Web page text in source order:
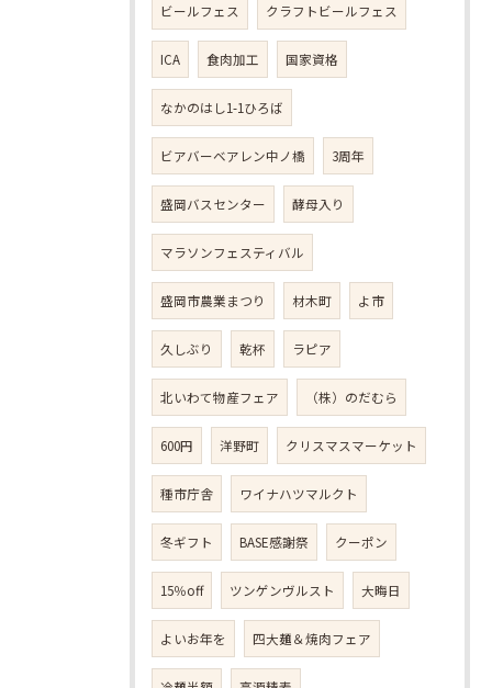
ビールフェス クラフトビールフェス
ICA 食肉加工 国家資格
なかのはし1-1ひろば
ビアバーベアレン中ノ橋 3周年
盛岡バスセンター 酵母入り
マラソンフェスティバル
盛岡市農業まつり 材木町 よ市
久しぶり 乾杯 ラピア
北いわて物産フェア （株）のだむら
600円 洋野町 クリスマスマーケット
種市庁舎 ワイナハツマルクト
冬ギフト BASE感謝祭 クーポン
15％off ツンゲンヴルスト 大晦日
よいお年を 四大麺＆焼肉フェア